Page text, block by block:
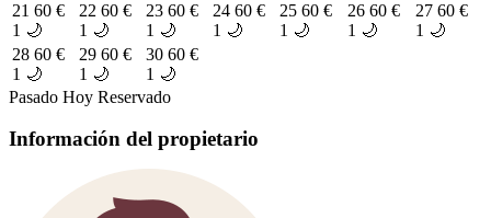
21 60 €
1 🌙
22 60 €
1 🌙
23 60 €
1 🌙
24 60 €
1 🌙
25 60 €
1 🌙
26 60 €
1 🌙
27 60 €
1 🌙
28 60 €
1 🌙
29 60 €
1 🌙
30 60 €
1 🌙
Pasado Hoy Reservado
Información del propietario